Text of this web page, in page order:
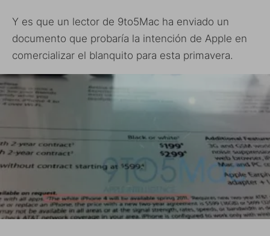
Y es que un lector de 9to5Mac ha enviado un
documento que probaría la intención de Apple en
comercializar el blanquito para esta primavera.